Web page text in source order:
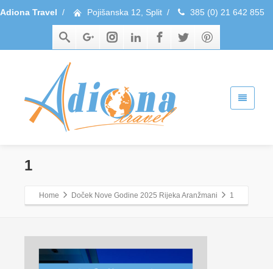
Adiona Travel / Pojišanska 12, Split / 385 (0) 21 642 855
1
Home Doček Nove Godine 2025 Rijeka Aranžmani 1